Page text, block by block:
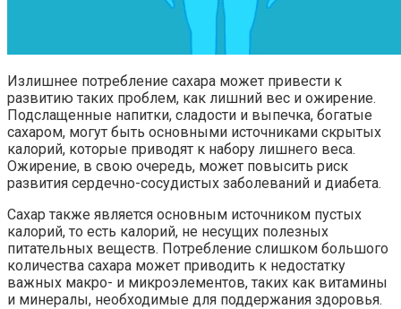
Излишнее потребление сахара может привести к
развитию таких проблем, как лишний вес и ожирение.
Подслащенные напитки, сладости и выпечка, богатые
сахаром, могут быть основными источниками скрытых
калорий, которые приводят к набору лишнего веса.
Ожирение, в свою очередь, может повысить риск
развития сердечно-сосудистых заболеваний и диабета.
Сахар также является основным источником пустых
калорий, то есть калорий, не несущих полезных
питательных веществ. Потребление слишком большого
количества сахара может приводить к недостатку
важных макро- и микроэлементов, таких как витамины
и минералы, необходимые для поддержания здоровья.